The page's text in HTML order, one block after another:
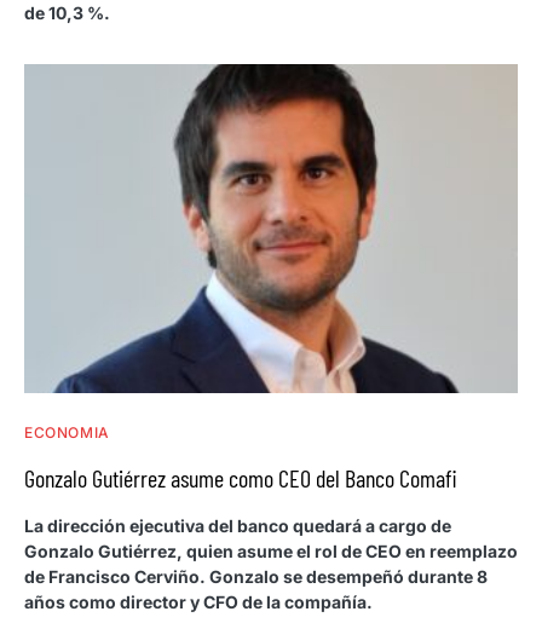
de 10,3 %.
ECONOMIA
Gonzalo Gutiérrez asume como CEO del Banco Comafi
La dirección ejecutiva del banco quedará a cargo de
Gonzalo Gutiérrez, quien asume el rol de CEO en reemplazo
de Francisco Cerviño. Gonzalo se desempeñó durante 8
años como director y CFO de la compañía.